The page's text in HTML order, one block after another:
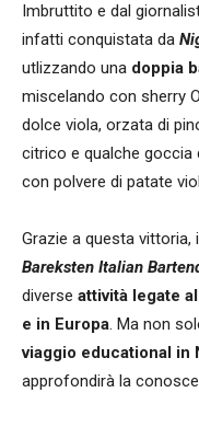
Imbruttito e dal
infatti conquistata da
utlizzando una doppia
miscelando con sherry
dolce viola, orzata di
citrico e qualche goccia
con polvere di patate
Grazie a questa vittoria,
Bareksten Italian
diverse attività legate
e in Europa. Ma non
viaggio educational in
approfondirà la